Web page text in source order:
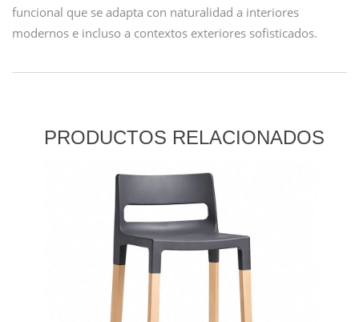
funcional que se adapta con naturalidad a interiores
modernos e incluso a contextos exteriores sofisticados.
PRODUCTOS RELACIONADOS